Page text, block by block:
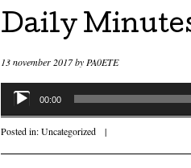
Daily
13 november 2017by PA0ETE
Audiospeler
00:00
Posted in:Uncategorized |